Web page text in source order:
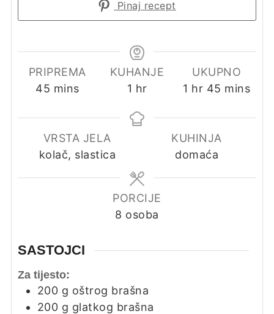
Pinaj recept
PRIPREMA
45 minutes
mins
KUHANJE
1 hour
hr
UKUPNO
1 hour
hr 45 minutes
mins
VRSTA JELA
kolač, slastica
KUHINJA
domaća
PORCIJE
8 osoba
SASTOJCI
Za tijesto:
200 g oštrog brašna
200 g glatkog brašna